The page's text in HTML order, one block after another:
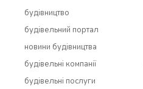
будівництво
будівельний портал
новини будівництва
будівельні компанії
будівельні послуги